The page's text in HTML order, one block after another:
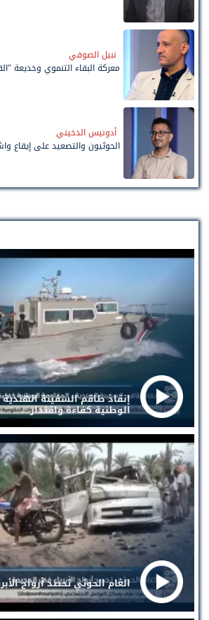
نبيل الصوفي
معركة البقاء التنموي وخديعة
أدونيس الدخيني
الحوثيون والتصعيد على إيقاع
إنقاذ طاقم السفينة الهندية
الوطنية كفاءة واقتدار
الغام الحوثي تحصد أرواح